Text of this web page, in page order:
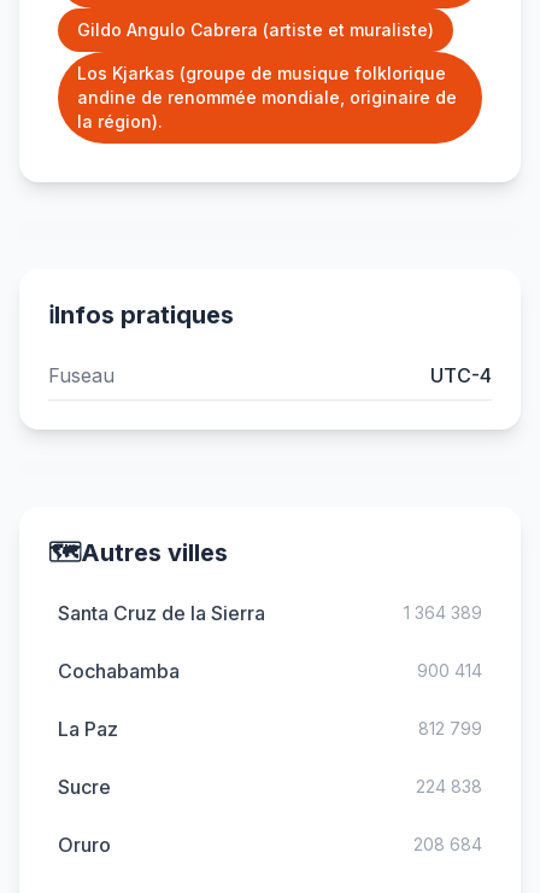
Gildo Angulo Cabrera (artiste et muraliste)
Los Kjarkas (groupe de musique folklorique
andine de renommée mondiale, originaire de
la région).
ℹ️Infos pratiques
Fuseau UTC-4
🗺️Autres villes
Santa Cruz de la Sierra 1 364 389
Cochabamba 900 414
La Paz 812 799
Sucre 224 838
Oruro 208 684